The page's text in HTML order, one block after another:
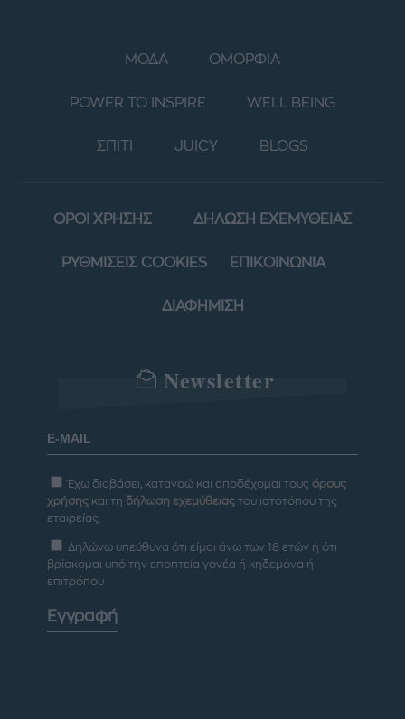
ΜΟΔΑ ΟΜΟΡΦΙΑ
POWER TO INSPIRE WELL BEING
ΣΠΙΤΙ JUICY BLOGS
ΟΡΟΙ ΧΡΗΣΗΣ ΔΗΛΩΣΗ ΕΧΕΜΥΘΕΙΑΣ
ΡΥΘΜΙΣΕΙΣ COOKIES ΕΠΙΚΟΙΝΩΝΙΑ
ΔΙΑΦΗΜΙΣΗ
Newsletter
Έχω διαβάσει, κατανοώ και αποδέχομαι τους όρους
χρήσης και τη δήλωση εχεμύθειας του ιστοτόπου της
εταιρείας
Δηλώνω υπεύθυνα ότι είμαι άνω των 18 ετών ή ότι
βρίσκομαι υπό την εποπτεία γονέα ή κηδεμόνα ή
επιτρόπου
Εγγραφή